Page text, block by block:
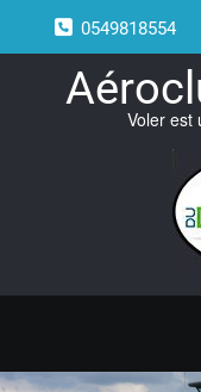
content
0549818554
Voler est